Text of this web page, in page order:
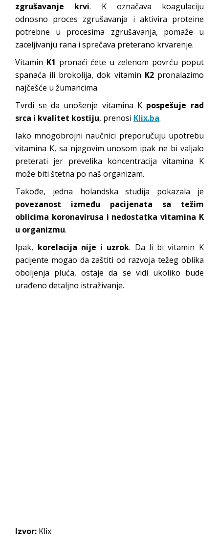
zgrušavanje krvi. K označava koagulaciju
odnosno proces zgrušavanja i aktivira proteine
potrebne u procesima zgrušavanja, pomaže u
zaceljivanju rana i sprečava preterano krvarenje.
Vitamin K1 pronaći ćete u zelenom povrću poput
spanaća ili brokolija, dok vitamin K2pronalazimo
najčešće u žumancima.
Tvrdi se da unošenje vitamina K pospešuje rad
srca i kvalitet kostiju, prenosi Klix.ba.
Iako mnogobrojni naučnici preporučuju upotrebu
vitamina K, sa njegovim unosom ipak ne bi valjalo
preterati jer prevelika koncentracija vitamina K
može biti štetna po naš organizam.
Takođe, jedna holandska studija pokazala je
povezanost između pacijenata sa težim
oblicima koronavirusa i nedostatka vitamina K
u organizmu.
Ipak, korelacija nije i uzrok. Da li bi vitamin K
pacijente mogao da zaštiti od razvoja težeg oblika
oboljenja pluća, ostaje da se vidi ukoliko bude
urađeno detaljno istraživanje.
Izvor: Klix